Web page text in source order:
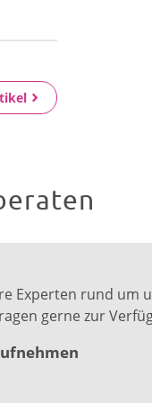
Experten rund um
gerne zur